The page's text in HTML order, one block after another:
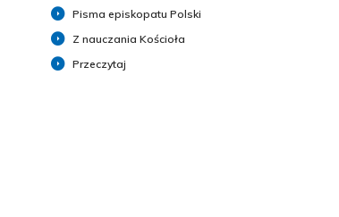
Pisma episkopatu Polski
Z nauczania Kościoła
Przeczytaj